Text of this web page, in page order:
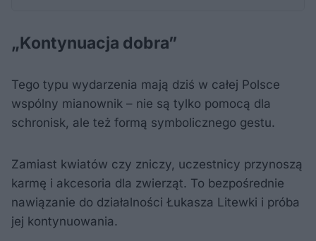
„Kontynuacja dobra”
Tego typu wydarzenia mają dziś w całej Polsce
wspólny mianownik – nie są tylko pomocą dla
schronisk, ale też formą symbolicznego gestu.
Zamiast kwiatów czy zniczy, uczestnicy przynoszą
karmę i akcesoria dla zwierząt. To bezpośrednie
nawiązanie do działalności Łukasza Litewki i próba
jej kontynuowania.